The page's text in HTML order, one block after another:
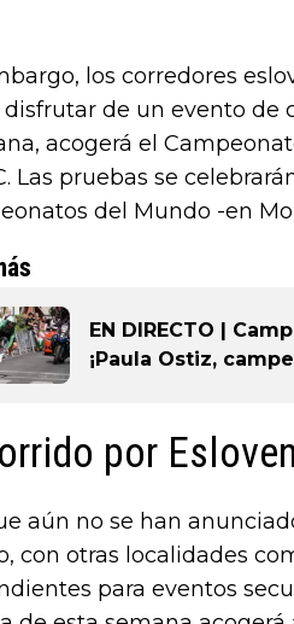
los corredores
de un evento de
acogerá el
Las pruebas se
del Mundo -en
EN DIRECTO |
¡Paula Ostiz,
por
aún no se han
con otras localidades
para eventos